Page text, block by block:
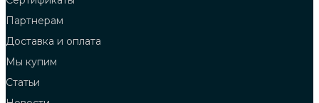
Партнерам
Доставка и оплата
Мы купим
Статьи